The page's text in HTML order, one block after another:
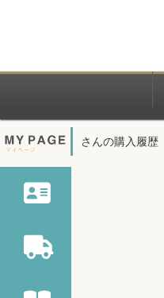
さんの購入履歴